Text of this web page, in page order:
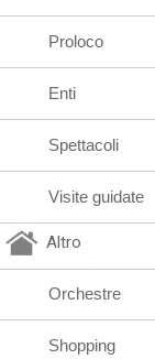
Proloco
Enti
Spettacoli
Visite guidate
Altro
Orchestre
Shopping